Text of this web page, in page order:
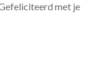
met je